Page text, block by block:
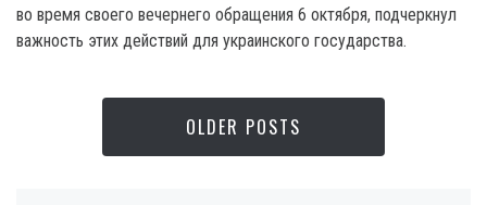
во время своего вечернего обращения 6 октября, подчеркнул
важность этих действий для украинского государства.
OLDER POSTS